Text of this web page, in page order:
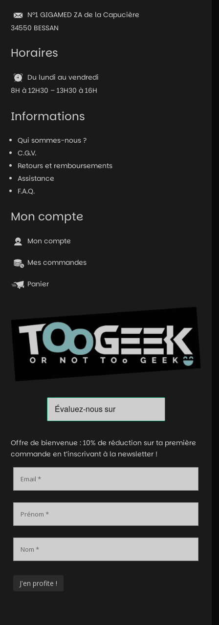
N°1 GIGAMED ZA de la Capucière
34550 BESSAN
Horaires
Du lundi au vendredi
8H à 12H30 – 13H30 à 16H
Informations
Qui sommes-nous ?
C.G.V.
Retours et remboursements
Assistance
F.A.Q.
Mon compte
Mon compte
Mes commandes
Panier
Offre de bienvenue : 10% de réduction sur ta première
commande en t’inscrivant à la newsletter !